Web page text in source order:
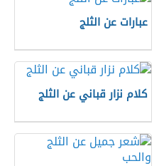
عبارات عن الثلج
كلام نزار قباني عن الثلج